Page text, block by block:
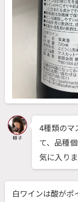
4種類のマ
て、品種
気に入りま
白ワインは酸がポ